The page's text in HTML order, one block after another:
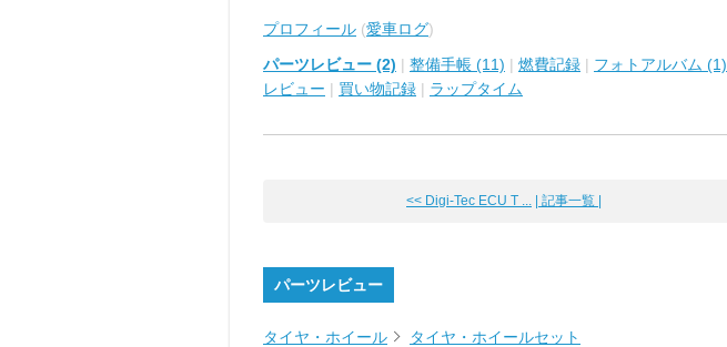
プロフィール (愛車ログ)
パーツレビュー (2) | 整備手帳 (11) | 燃費記録 | フォトアルバム (1)
レビュー | 買い物記録 | ラップタイム
<< Digi-Tec ECU T ... | 記事一覧 |
パーツレビュー
タイヤ・ホイール タイヤ・ホイールセット